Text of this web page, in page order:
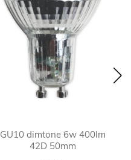
GU10 dimtone 6w 400lm
42D 50mm